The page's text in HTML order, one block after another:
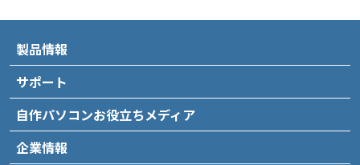
製品情報
サポート
自作パソコンお役立ちメディア
企業情報